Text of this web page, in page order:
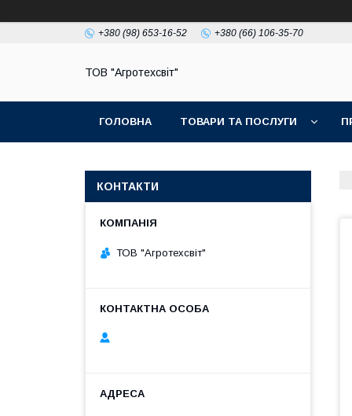
+380 (98) 653-16-52 +380 (66) 106-35-70
ТОВ "Агротехсвіт"
ГОЛОВНА ТОВАРИ ТА ПОСЛУГИ
КОНТАКТИ
ТОВ "Агротехсвіт"